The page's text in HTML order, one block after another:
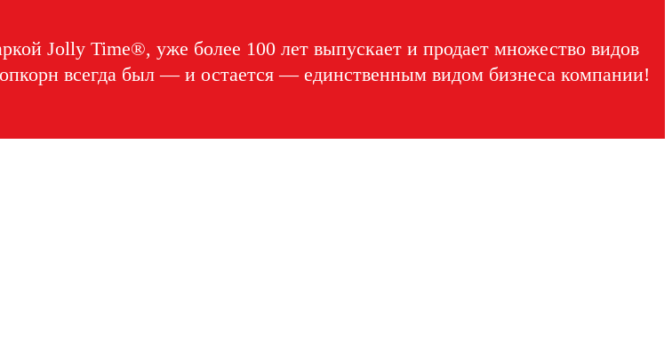
Jolly Time®, уже более 100 лет выпускает и продает множество видов
всегда был — и остается — единственным видом бизнеса компании!